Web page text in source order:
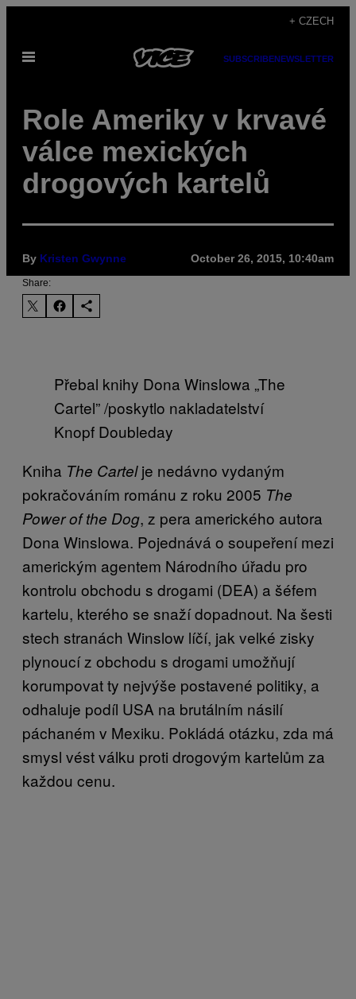
content
+ CZECH
Open
SUBSCRIBENEWSLETTER
Role Ameriky v krvavé
válce mexických
drogových kartelů
By Kristen Gwynne October 26, 2015, 10:40am
Share:
Přebal knihy Dona Winslowa „The
Cartel” /poskytlo nakladatelství
Knopf Doubleday
Kniha The Cartelje nedávno vydaným
pokračováním románu z roku 2005 The
Power of the Dog, z pera amerického autora
Dona Winslowa. Pojednává o soupeření mezi
americkým agentem Národního úřadu pro
kontrolu obchodu s drogami (DEA) a šéfem
kartelu, kterého se snaží dopadnout. Na šesti
stech stranách Winslow líčí, jak velké zisky
plynoucí z obchodu s drogami umožňují
korumpovat ty nejvýše postavené politiky, a
odhaluje podíl USA na brutálním násilí
páchaném v Mexiku. Pokládá otázku, zda má
smysl vést válku proti drogovým kartelům za
každou cenu.